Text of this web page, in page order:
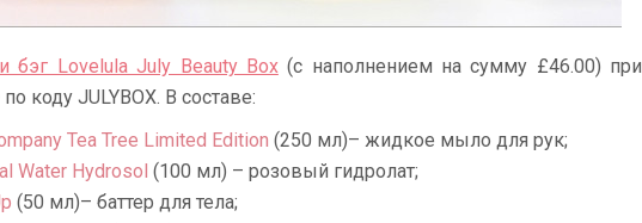
бэг Lovelula July Beauty Box(с наполнением на сумму £46.00) при
коду JULYBOX. В составе:
Tea Tree Limited Edition (250 мл)– жидкое мыло для рук;
Water Hydrosol (100 мл) – розовый гидролат;
(50 мл)– баттер для тела;